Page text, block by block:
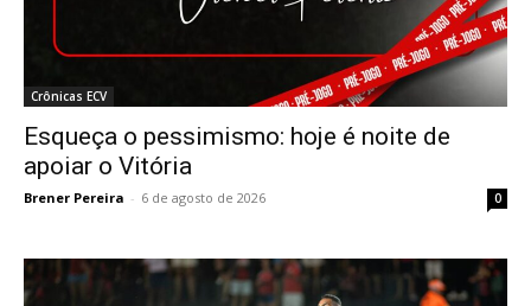
Crônicas ECV
Esqueça o pessimismo: hoje é noite de
apoiar o Vitória
Brener Pereira - 6 de agosto de 2026 0